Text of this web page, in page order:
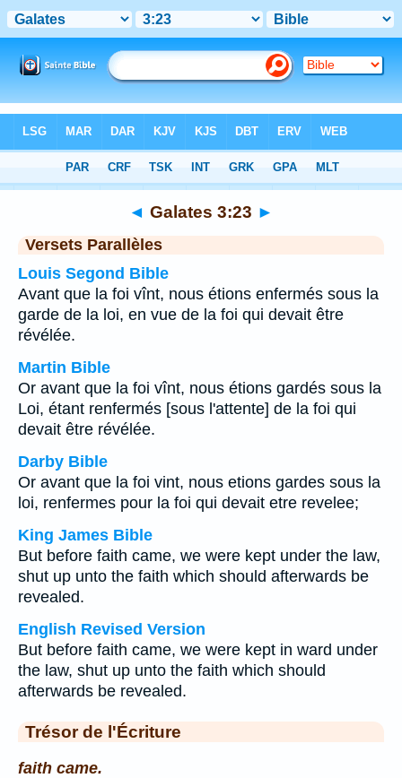
Chapitre 3> Verset 23
◄ Galates 3:23 ►
Versets Parallèles
Louis Segond Bible
Avant que la foi vînt, nous étions enfermés sous la
garde de la loi, en vue de la foi qui devait être
révélée.
Martin Bible
Or avant que la foi vînt, nous étions gardés sous la
Loi, étant renfermés [sous l'attente] de la foi qui
devait être révélée.
Darby Bible
Or avant que la foi vint, nous etions gardes sous la
loi, renfermes pour la foi qui devait etre revelee;
King James Bible
But before faith came, we were kept under the law,
shut up unto the faith which should afterwards be
revealed.
English Revised Version
But before faith came, we were kept in ward under
the law, shut up unto the faith which should
afterwards be revealed.
Trésor de l'Écriture
faith came.